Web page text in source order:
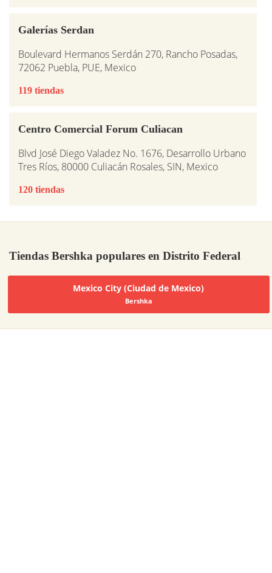
Galerías Serdan
Boulevard Hermanos Serdán 270, Rancho Posadas,
72062 Puebla, PUE, Mexico
119 tiendas
Centro Comercial Forum Culiacan
Blvd José Diego Valadez No. 1676, Desarrollo Urbano
Tres Ríos, 80000 Culiacán Rosales, SIN, Mexico
120 tiendas
Tiendas Bershka populares en Distrito Federal
Mexico City (Ciudad de Mexico)
Bershka